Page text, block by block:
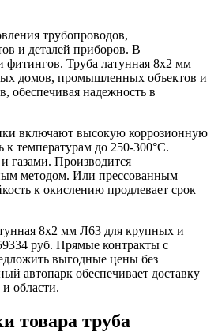
трубопроводов,
и деталей приборов. В
фитингов. Труба латунная 8х2 мм
домов, промышленных объектов и
обеспечивая надежность в
включают высокую коррозионную
к температурам до 250-300°C.
газами. Производится
методом. Или прессованным
к окислению продлевает срок
8х2 мм Л63 для крупных и
руб. Прямые контракты с
выгодные цены без
автопарк обеспечивает доставку
области.
товара труба